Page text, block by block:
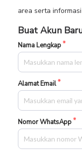
area serta
Buat Akun
Nama Lengkap
Alamat Email
Nomor WhatsApp